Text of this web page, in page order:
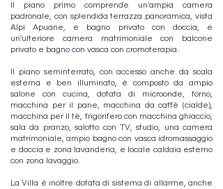
Il piano primo comprende un'ampia camera
padronale, con splendida terrazza panoramica, vista
Alpi Apuane, e bagno privato con doccia, e
un'ulteriore camera matrimoniale con balcone
privato e bagno con vasca con cromoterapia.
Il piano seminterrato, con accesso anche da scala
esterna e ben illuminato, è composto da ampio
salone con cucina, dotata di microonde, forno,
macchina per il pane, macchina da caffè (cialde),
macchina per il tè, frigorifero con macchina ghiaccio,
sala da pranzo, salotto con TV, studio, una camera
matrimoniale, ampio bagno con vasca idromassaggio
e doccia e zona lavanderia, e locale caldaia esterno
con zona lavaggio.
La Villa è inoltre dotata di sistema di allarme, anche